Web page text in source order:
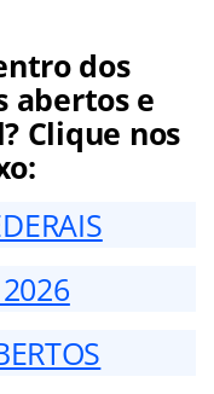
dos
abertos e
Clique nos